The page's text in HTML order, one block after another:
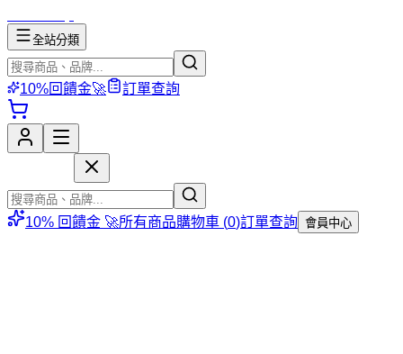
全站分類
10%回饋金🚀 訂單查詢
10% 回饋金 🚀所有商品購物車 (0)訂單查詢 會員中心